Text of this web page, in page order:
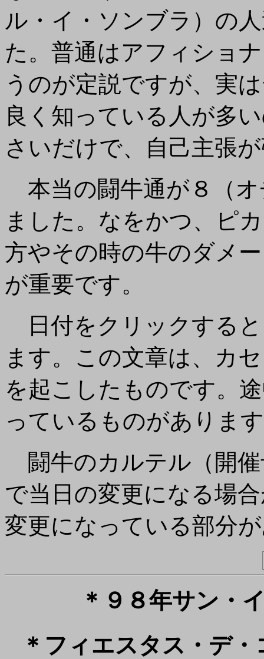
ル・イ・ソンブラ）の
た。普通はアフィショ
うのが定説ですが、実
良く知っている人が多
さいだけで、自己主張
本当の闘牛通が８（
ました。なをかつ、ピ
方やその時の牛のダメ
が重要です。
日付をクリックする
ます。この文章は、カ
を起こしたものです。
っているものがありま
闘牛のカルテル（開
で当日の変更になる場
変更になっている部分
＊９８年サン・
＊フィエスタス・デ